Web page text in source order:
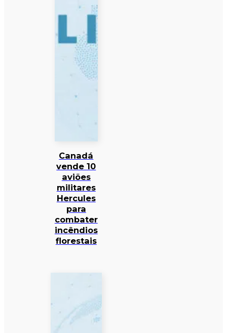
Canadá
vende 10
aviões
militares
Hercules
para
combater
incêndios
florestais